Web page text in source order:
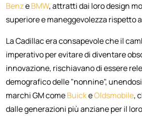
BenzeBMW, attratti dai loro design
superiore e maneggevolezza rispetto
La Cadillac era consapevole che il
imperativo per evitare di diventare
innovazione, rischiavano di essere
demografico delle "nonnine",
marchi GM comeBuickeOldsmobile,
dalle generazioni più anziane per il